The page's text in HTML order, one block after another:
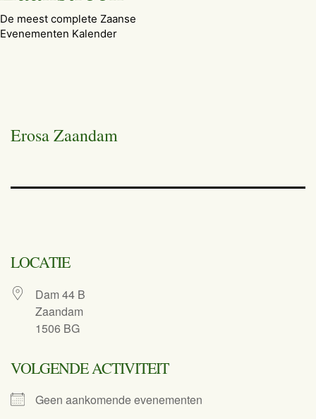
De meest complete Zaanse
Evenementen Kalender
Erosa Zaandam
LOCATIE
Dam 44 B
Zaandam
1506 BG
VOLGENDE ACTIVITEIT
Geen aankomende evenementen